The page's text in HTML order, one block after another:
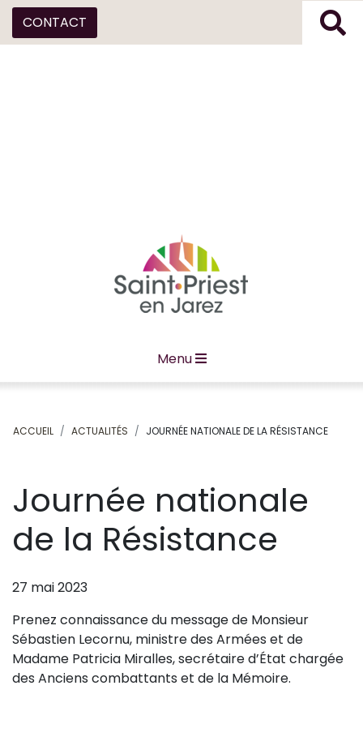
CONTACT
Menu
ACCUEIL ACTUALITÉS JOURNÉE NATIONALE DE LA RÉSISTANCE
Journée nationale
de la Résistance
27 mai 2023
Prenez connaissance du message de Monsieur
Sébastien Lecornu, ministre des Armées et de
Madame Patricia Miralles, secrétaire d’État chargée
des Anciens combattants et de la Mémoire.